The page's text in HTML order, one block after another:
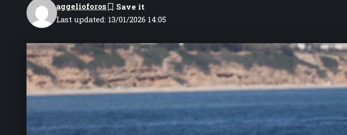
Last updated: 13/01/2026 14:05
aggelioforos